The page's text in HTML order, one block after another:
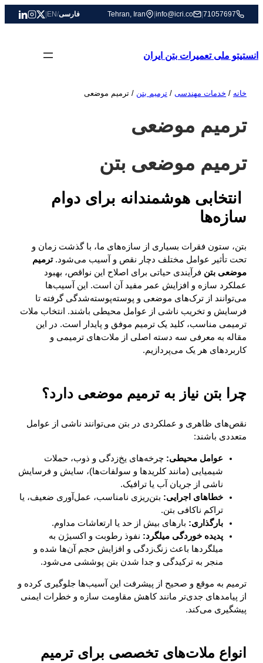
به
71057697
info@icri.co
Tehran, Iran فارسی/
EN
انستیتو ملی تعمیرات بتن ایران
خانه / خدمات مهندسی / ترمیم بتن / ترمیم موضعی
ترمیم موضعی
ترمیم موضعی بتن
انتخابی هوشمندانه برای دوام
سازه‌ها
بتن، ستون فقرات بسیاری از سازه‌های ما، با گذشت زمان و
تحت تأثیر عوامل مختلف دچار نقص و آسیب می‌شود.ترمیم
موضعی بتن فرآیندی حیاتی برای اصلاح این نواقص، بهبود
عملکرد سازه و افزایش عمر مفید آن است. این آسیب‌ها
می‌توانند از ترک‌های موضعی و پوسته‌پوسته‌شدگی گرفته تا
فرسایش و تخریب ناشی از عوامل محیطی باشند. انتخاب ملات
ترمیمی مناسب، کلید یک ترمیم موفق و پایدار است. در این
مقاله به معرفی سه دسته اصلی از ملات‌های ترمیمی و
کاربردهای هر یک می‌پردازیم.
چرا بتن نیاز به ترمیم موضعی دارد؟
نقص‌های ظاهری و عملکردی در بتن می‌توانند ناشی از عوامل
متعددی باشند:
عوامل محیطی: چرخه‌های یخ‌زدگی و ذوب، حملات
شیمیایی (مانند کلریدها و سولفات‌ها)، سایش و فرسایش
ناشی از جریان آب یا ترافیک.
خطاهای اجرایی: بتن‌ریزی نامناسب، عمل‌آوری ضعیف، یا
تراکم ناکافی بتن.
بارگذاری: بارهای بیش از حد یا ارتعاشات مداوم.
پدیده خوردگی میلگرد: نفوذ رطوبت و اکسیژن به
میلگردها باعث زنگ‌زدگی و افزایش حجم آن‌ها شده و
منجر به ترکیدگی و جدا شدن بتن پوششی می‌شود.
ترمیم به موقع و صحیح از پیشرفت این آسیب‌ها جلوگیری کرده و
از پیامدهای جدی‌تر مانند کاهش مقاومت سازه و خطرات ایمنی
پیشگیری می‌کند.
انواع ملات‌های تخصصی برای ترمیم